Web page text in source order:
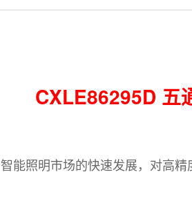
CXLE86295D 五
照明市场的快速发展，对高精